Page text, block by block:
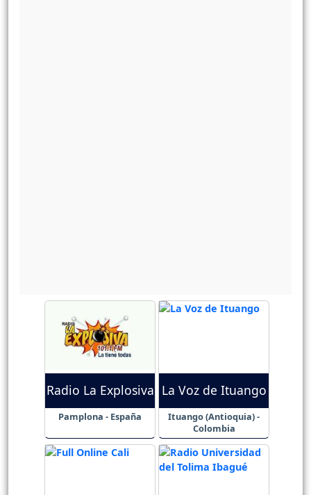
Radio La Explosiva
Pamplona - España
La Voz de Ituango
Ituango (Antioquia) -
Colombia